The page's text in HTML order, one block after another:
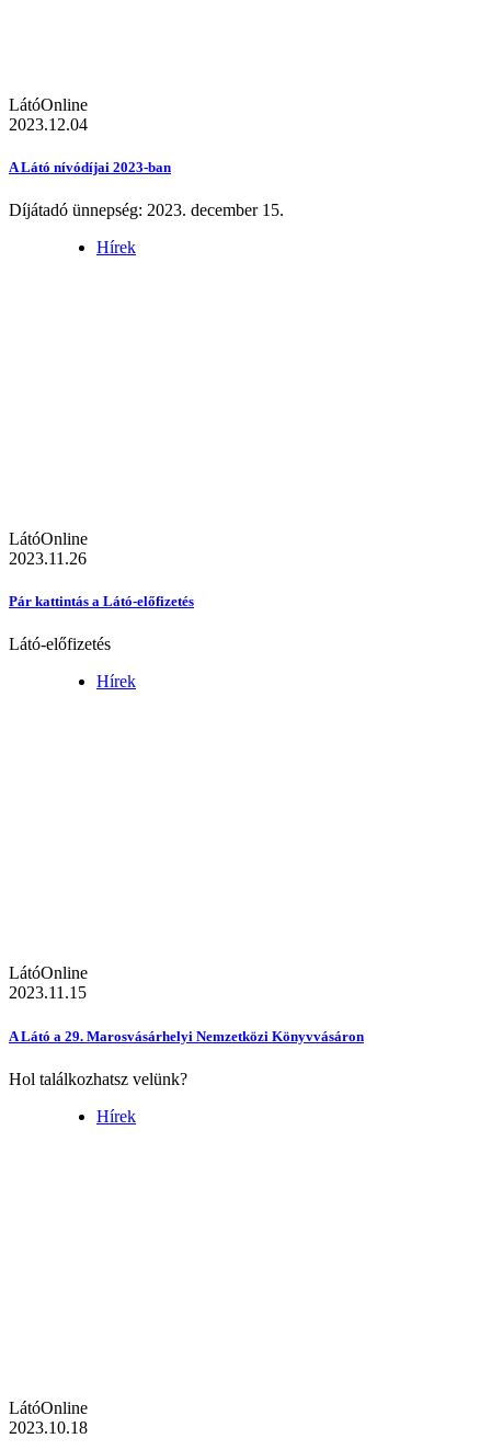
LátóOnline
2023.12.04
A Látó nívódíjai 2023-ban
Díjátadó ünnepség: 2023. december 15.
Hírek
LátóOnline
2023.11.26
Pár kattintás a Látó-előfizetés
Látó-előfizetés
Hírek
LátóOnline
2023.11.15
A Látó a 29. Marosvásárhelyi Nemzetközi Könyvvásáron
Hol találkozhatsz velünk?
Hírek
LátóOnline
2023.10.18